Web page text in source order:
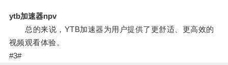
ytb加速器npv
总的来说，YTB加速器为用户提供了更舒适、更高效的
视频观看体验。
#3#